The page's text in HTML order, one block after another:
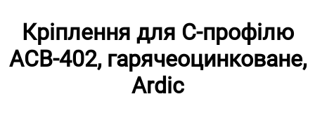
Кріплення для С-профілю
ACB-402, гарячеоцинковане,
Ardic